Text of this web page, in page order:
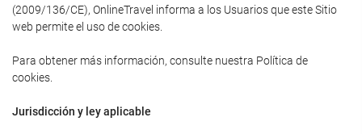
(2009/136/CE), OnlineTravel informa a los Usuarios que este Sitio
web permite el uso de cookies.
Para obtener más información, consulte nuestra Política de
cookies.
Jurisdicción y ley aplicable